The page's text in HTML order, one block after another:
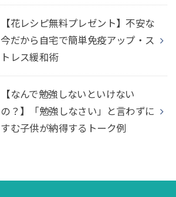
【花レシピ無料プレゼント】不安な
今だから自宅で簡単免疫アップ・ス
トレス緩和術
【なんで勉強しないといけない
の？】「勉強しなさい」と言わずに
すむ子供が納得するトーク例